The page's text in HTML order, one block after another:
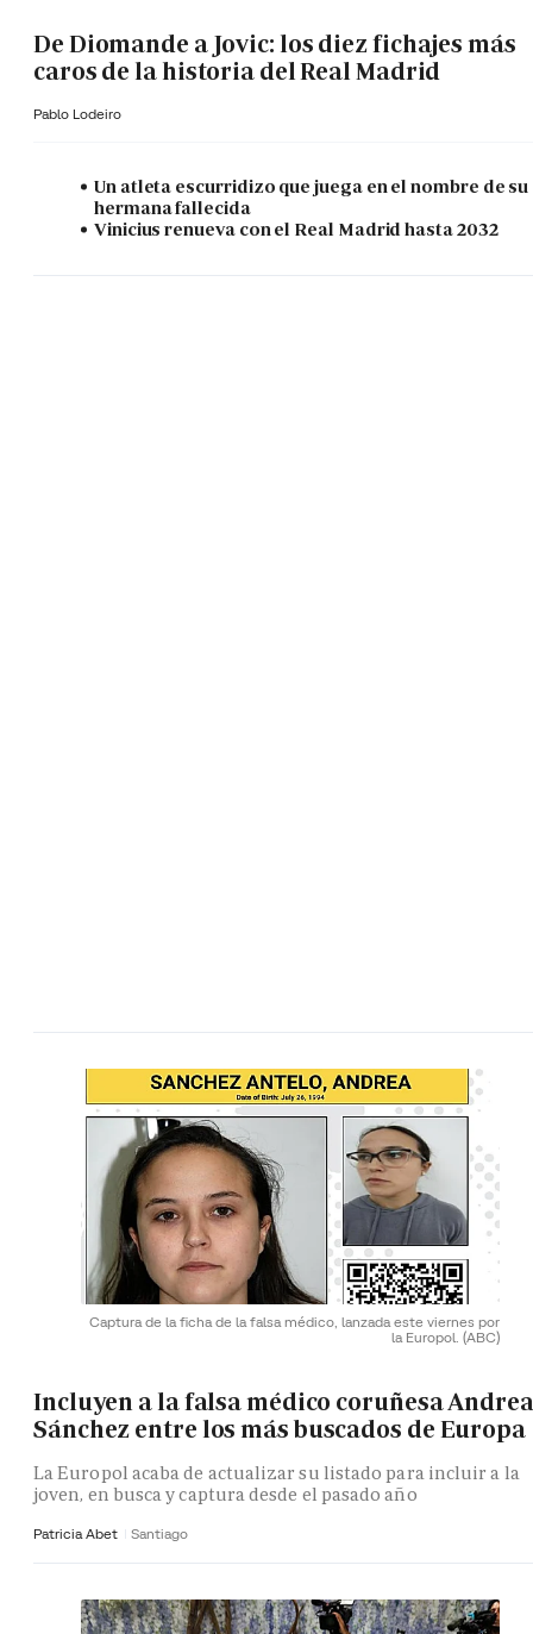
De Diomande a Jovic: los diez fichajes más
caros de la historia del Real Madrid
Pablo Lodeiro
Un atleta escurridizo que juega en el nombre de su
hermana fallecida
Vinicius renueva con el Real Madrid hasta 2032
Captura de la ficha de la falsa médico, lanzada este viernes por
la Europol. (ABC)
Incluyen a la falsa médico coruñesa Andrea
Sánchez entre los más buscados de Europa
La Europol acaba de actualizar su listado para incluir a la
joven, en busca y captura desde el pasado año
Patricia Abet Santiago